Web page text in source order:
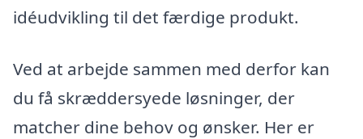
idéudvikling til det færdige produkt.
Ved at arbejde sammen med derfor kan
du få skræddersyede løsninger, der
matcher dine behov og ønsker. Her er